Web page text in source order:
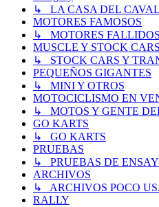
↳ LA CASA DEL
MOTORES FAMOSOS
↳ MOTORES
MUSCLE Y STOCK
↳ STOCK CARS Y
PEQUEÑOS GIGANTES
↳ MINI Y OTROS
MOTOCICLISMO EN
↳ MOTOS Y GENTE
GO KARTS
↳ GO KARTS
PRUEBAS
↳ PRUEBAS DE
ARCHIVOS
↳ ARCHIVOS POCO
RALLY